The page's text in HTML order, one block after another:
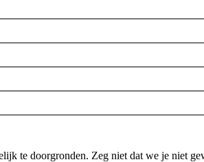
te doorgronden. Zeg niet dat we je niet